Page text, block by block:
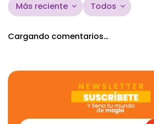
Más reciente Todos
Cargando comentarios…